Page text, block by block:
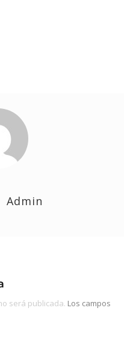
Admin
será publicada. Los campos